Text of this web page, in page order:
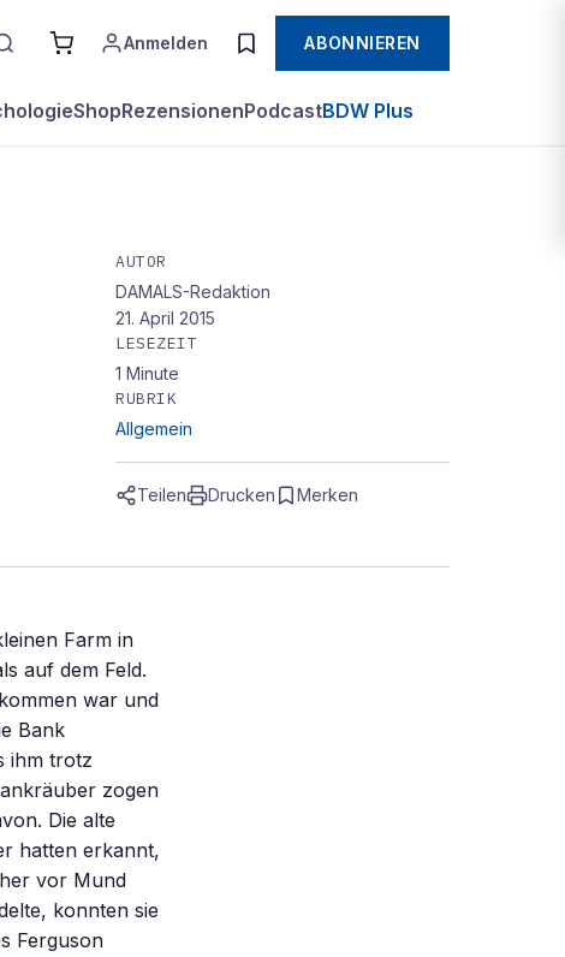
Anmelden ABONNIEREN
ShopRezensionenPodcastBDW Plus
AUTOR
DAMALS-Redaktion
21. April 2015
LESEZEIT
1 Minute
RUBRIK
Allgemein
Teilen Drucken Merken
Farm in
auf dem Feld.
war und
Bank
ihm trotz
zogen
Die alte
hatten erkannt,
vor Mund
konnten sie
Ferguson